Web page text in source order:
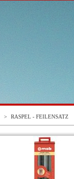
> RASPEL - FEILENSATZ